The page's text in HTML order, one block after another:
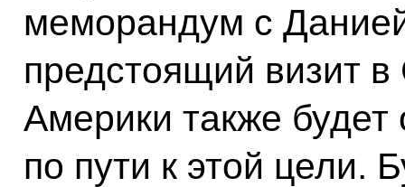
меморандум с
предстоящий визит
Америки также
по пути к этой цели.